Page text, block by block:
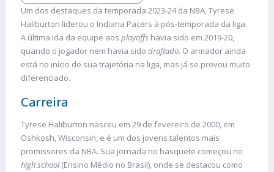
Um dos destaques da temporada 2023-24 da NBA, Tyrese
Haliburton liderou o Indiana Pacers à pós-temporada da liga.
A última ida da equipe aos playoffs havia sido em 2019-20,
quando o jogador nem havia sido draftado. O armador ainda
está no início de sua trajetória na liga, mas já se provou muito
diferenciado.
Carreira
Tyrese Haliburton nasceu em 29 de fevereiro de 2000, em
Oshkosh, Wisconsin, e é um dos jovens talentos mais
promissores da NBA. Sua jornada no basquete começou no
high school(Ensino Médio no Brasil), onde se destacou como